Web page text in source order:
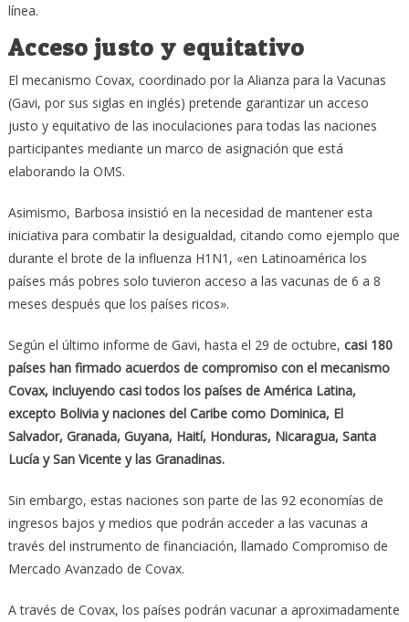
línea.
Acceso justo y equitativo
El mecanismo Covax, coordinado por la Alianza para la Vacunas
(Gavi, por sus siglas en inglés) pretende garantizar un acceso
justo y equitativo de las inoculaciones para todas las naciones
participantes mediante un marco de asignación que está
elaborando la OMS.
Asimismo, Barbosa insistió en la necesidad de mantener esta
iniciativa para combatir la desigualdad, citando como ejemplo que
durante el brote de la influenza H1N1, «en Latinoamérica los
países más pobres solo tuvieron acceso a las vacunas de 6 a 8
meses después que los países ricos».
Según el último informe de Gavi, hasta el 29 de octubre, casi 180
países han firmado acuerdos de compromiso con el mecanismo
Covax, incluyendo casi todos los países de América Latina,
excepto Bolivia y naciones del Caribe como Dominica, El
Salvador, Granada, Guyana, Haití, Honduras, Nicaragua, Santa
Lucía y San Vicente y las Granadinas.
Sin embargo, estas naciones son parte de las 92 economías de
ingresos bajos y medios que podrán acceder a las vacunas a
través del instrumento de financiación, llamado Compromiso de
Mercado Avanzado de Covax.
A través de Covax, los países podrán vacunar a aproximadamente